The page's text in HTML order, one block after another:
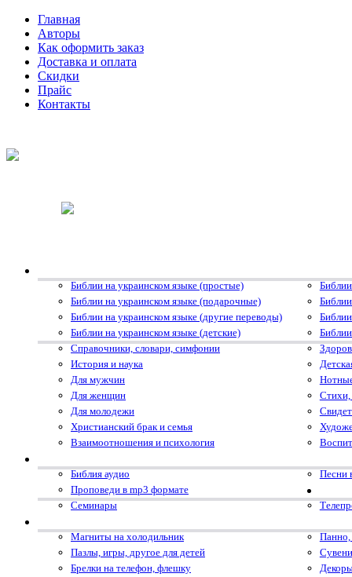
Главная
Авторы
Как оформить заказ
Доставка и оплата
Скидки
Прайс
Контакты
Библии на украинском языке (простые)
Библии на украинском языке (подарочные)
Библии на украинском языке (другие переводы)
Библии на украинском языке (детские)
Справочники, словари, симфонии
История и наука
Для мужчин
Для женщин
Стихи,
Для молодежи
Христианский брак и семья
Взаимоотношения и психология
Библия аудио
Песни
Проповеди в mp3 формате
Семинары
Магниты на холодильник
Панно,
Пазлы, игры, другое для детей
Брелки на телефон, флешку